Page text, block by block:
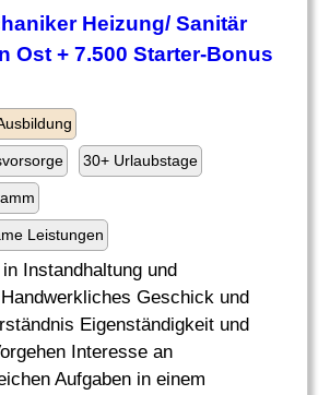
Heizung/ Sanitär
Ost + 7.500 Starter-Bonus
30+ Urlaubstage
Leistungen
Instandhaltung und
Geschick und
Eigenständigkeit und
Interesse an
Aufgaben in einem